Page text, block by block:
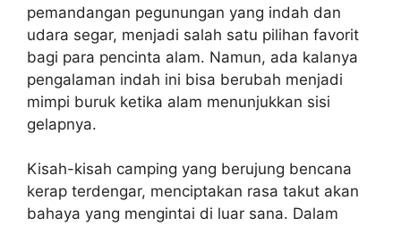
pemandangan pegunungan yang indah dan
udara segar, menjadi salah satu pilihan favorit
bagi para pencinta alam. Namun, ada kalanya
pengalaman indah ini bisa berubah menjadi
mimpi buruk ketika alam menunjukkan sisi
gelapnya.
Kisah-kisah camping yang berujung bencana
kerap terdengar, menciptakan rasa takut akan
bahaya yang mengintai di luar sana. Dalam